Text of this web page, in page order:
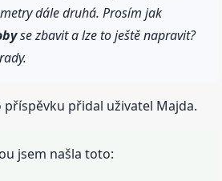
dále druhá. Prosím jak
se zbavit a lze to ještě napravit?
přidal uživatel Majda.
jsem našla toto: